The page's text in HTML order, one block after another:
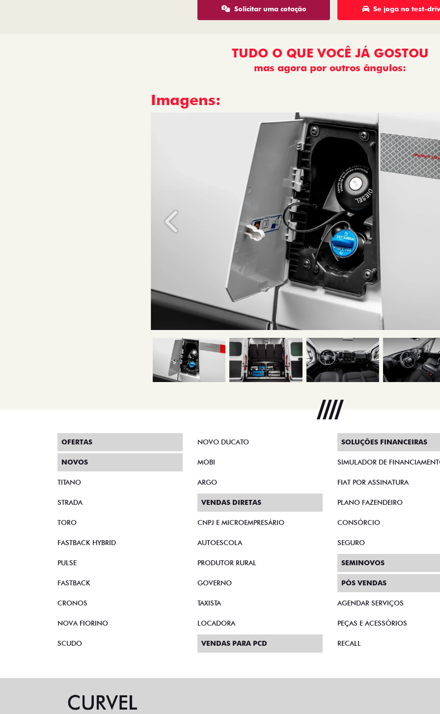
Solicitar uma cotação Se joga no test-
TUDO O QUE VOCÊ JÁ GOSTOU
mas agora por outros ângulos:
Imagens:
Anterior
OFERTAS
NOVOS
TITANO
STRADA
TORO
FASTBACK HYBRID
PULSE
FASTBACK
CRONOS
NOVA FIORINO
SCUDO
NOVO DUCATO
MOBI
ARGO
VENDAS DIRETAS
CNPJ E MICROEMPRESÁRIO
AUTOESCOLA
PRODUTOR RURAL
GOVERNO
TAXISTA
LOCADORA
VENDAS PARA PCD
SOLUÇÕES FINANCEIRAS
SIMULADOR DE
FIAT POR ASSINATURA
PLANO FAZENDEIRO
CONSÓRCIO
SEGURO
SEMINOVOS
PÓS VENDAS
AGENDAR SERVIÇOS
PEÇAS E ACESSÓRIOS
RECALL